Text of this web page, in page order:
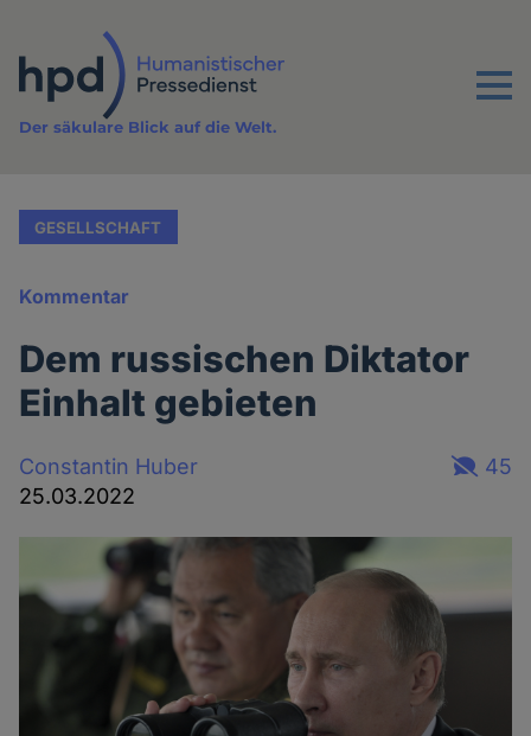
Inhalt
Menu
Der säkulare Blick auf die Welt.
GESELLSCHAFT
Kommentar
Dem russischen Diktator
Einhalt gebieten
Constantin Huber
25.03.2022
45